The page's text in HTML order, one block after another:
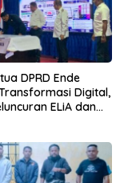
DPRD Ende
Digital,
ELiA dan